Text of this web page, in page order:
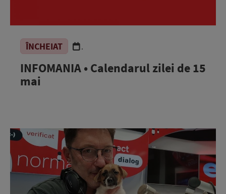
ÎNCHEIAT .
INFOMANIA • Calendarul zilei de 15
mai